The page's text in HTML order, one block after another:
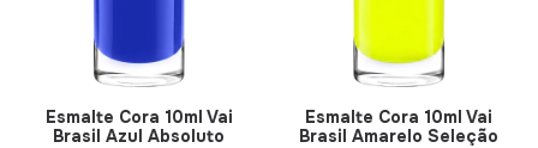
Esmalte Cora 10ml Vai
Brasil Azul Absoluto
Esmalte Cora 10ml Vai
Brasil Amarelo Seleção